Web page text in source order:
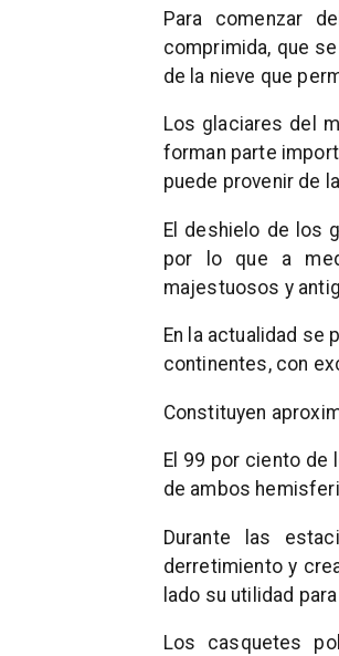
Para comenzar
comprimida, que
de la nieve que
Los glaciares del
forman parte
puede provenir de
El deshielo de los
por lo que a
majestuosos y
En la actualidad se
continentes, con
Constituyen
El 99 por ciento de
de ambos
Durante las
derretimiento y
lado su utilidad
Los casquetes